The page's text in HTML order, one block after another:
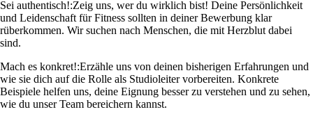
Sei authentisch!:Zeig uns, wer du wirklich bist! Deine Persönlichkeit
und Leidenschaft für Fitness sollten in deiner Bewerbung klar
rüberkommen. Wir suchen nach Menschen, die mit Herzblut dabei
sind.
Mach es konkret!:Erzähle uns von deinen bisherigen Erfahrungen und
wie sie dich auf die Rolle als Studioleiter vorbereiten. Konkrete
Beispiele helfen uns, deine Eignung besser zu verstehen und zu sehen,
wie du unser Team bereichern kannst.